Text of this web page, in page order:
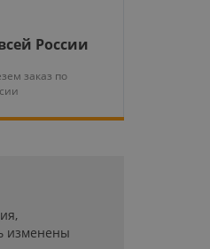
России
заказ по
изменены